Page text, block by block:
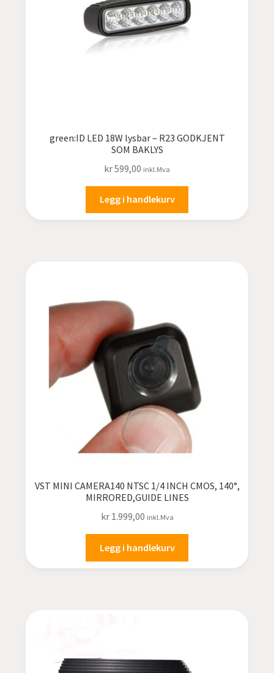
green:ID LED 18W lysbar – R23 GODKJENT
SOM BAKLYS
kr599,00 inkl.Mva
Legg i handlekurv
VST MINI CAMERA140 NTSC 1/4 INCH CMOS, 140°,
MIRRORED,GUIDE LINES
kr1.999,00 inkl.Mva
Legg i handlekurv